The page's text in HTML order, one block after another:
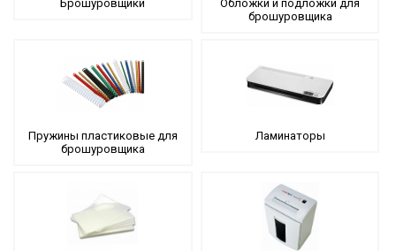
Брошуровщики
Обложки и подложки для
брошуровщика
Пружины пластиковые для
брошуровщика
Ламинаторы